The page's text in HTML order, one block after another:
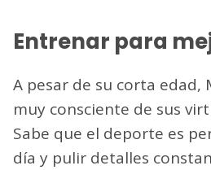
Entrenar para
A pesar de su corta edad,
muy consciente de sus
Sabe que el deporte es
día y pulir detalles